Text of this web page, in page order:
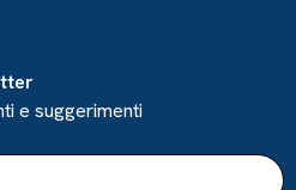
e suggerimenti